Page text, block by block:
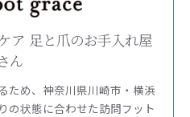
ア 足と爪のお手入れ屋
ん
ため、神奈川県川崎市・横浜
の状態に合わせた訪問フット